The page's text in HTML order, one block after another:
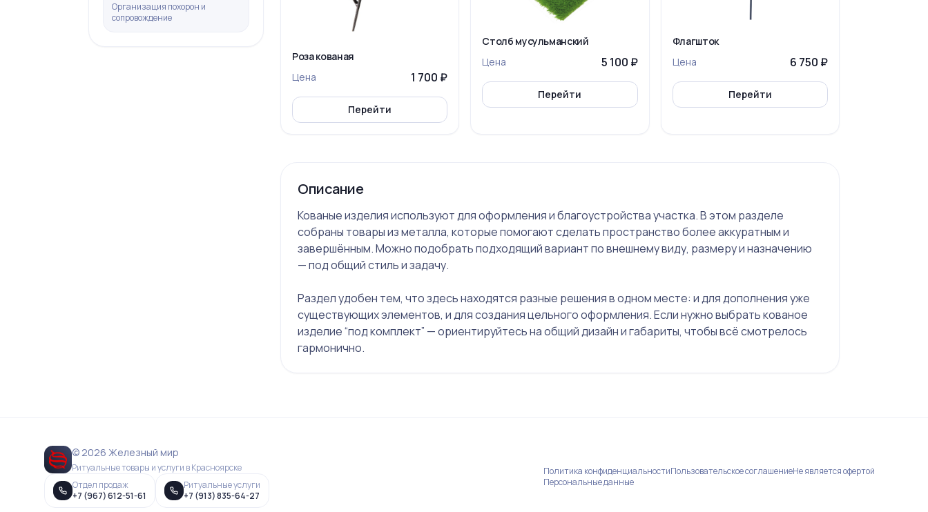
Организация похорон и
сопровождение
Роза кованая
Цена
1 700 ₽
Перейти
Столб мусульманский
Цена
5 100 ₽
Перейти
Флагшток
Цена
6 750 ₽
Перейти
Описание
Кованые изделия используют для оформления и благоустройства участка. В этом разделе
собраны товары из металла, которые помогают сделать пространство более аккуратным и
завершённым. Можно подобрать подходящий вариант по внешнему виду, размеру и назначению
— под общий стиль и задачу.
Раздел удобен тем, что здесь находятся разные решения в одном месте: и для дополнения уже
существующих элементов, и для создания цельного оформления. Если нужно выбрать кованое
изделие “под комплект” — ориентируйтесь на общий дизайн и габариты, чтобы всё смотрелось
гармонично.
© 2026 Железный мир
Ритуальные товары и услуги в Красноярске
Отдел продаж
+7 (967) 612-51-61
Ритуальные услуги
+7 (913) 835-64-27
Политика конфиденциальностиПользовательское соглашениеНе является офертой
Персональные данные